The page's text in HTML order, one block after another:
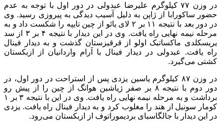
در وزن ۷۷ کیلوگرم علیرضا عبدولی در دور اول با توجه به عدم
حضور ساکورابا از ژاپن به دلیل آسیب دیدگی به پیروزی رسید. وی
در دور بعد با نتیجه ۱۱ بر ۲ لای یائو از چین تایپه را شکست داد و به
مرحله نیمه نهایی راه یافت. وی در این دیدار با نتیجه ۴ بر ۳ از سد
یریسکلدی ماکساتبک اولو از قرقیزستان گذشت و به دیدار فینال
راه یافت. عبدولی در دیدار فینال با آرام واردانیان از ازبکستان
کشتی می‌گیرد.
در وزن ۸۷ کیلوگرم یاسین یزدی پس از استراحت در دور اول، در
دور دوم با نتیجه ۸ بر صفر ژیاشین هوانگ از چین را از پیش رو
برداشت و به مرحله نیمه نهایی راه یافت. وی در این با نتیجه ۳ بر ۱
کومار سونیل از هند را مغلوب کرد و به دیدار فینال راه یافت. یزدی
در این دیدار با جالگاسبای بردیموراتوف از ازبکستان می‌رود.